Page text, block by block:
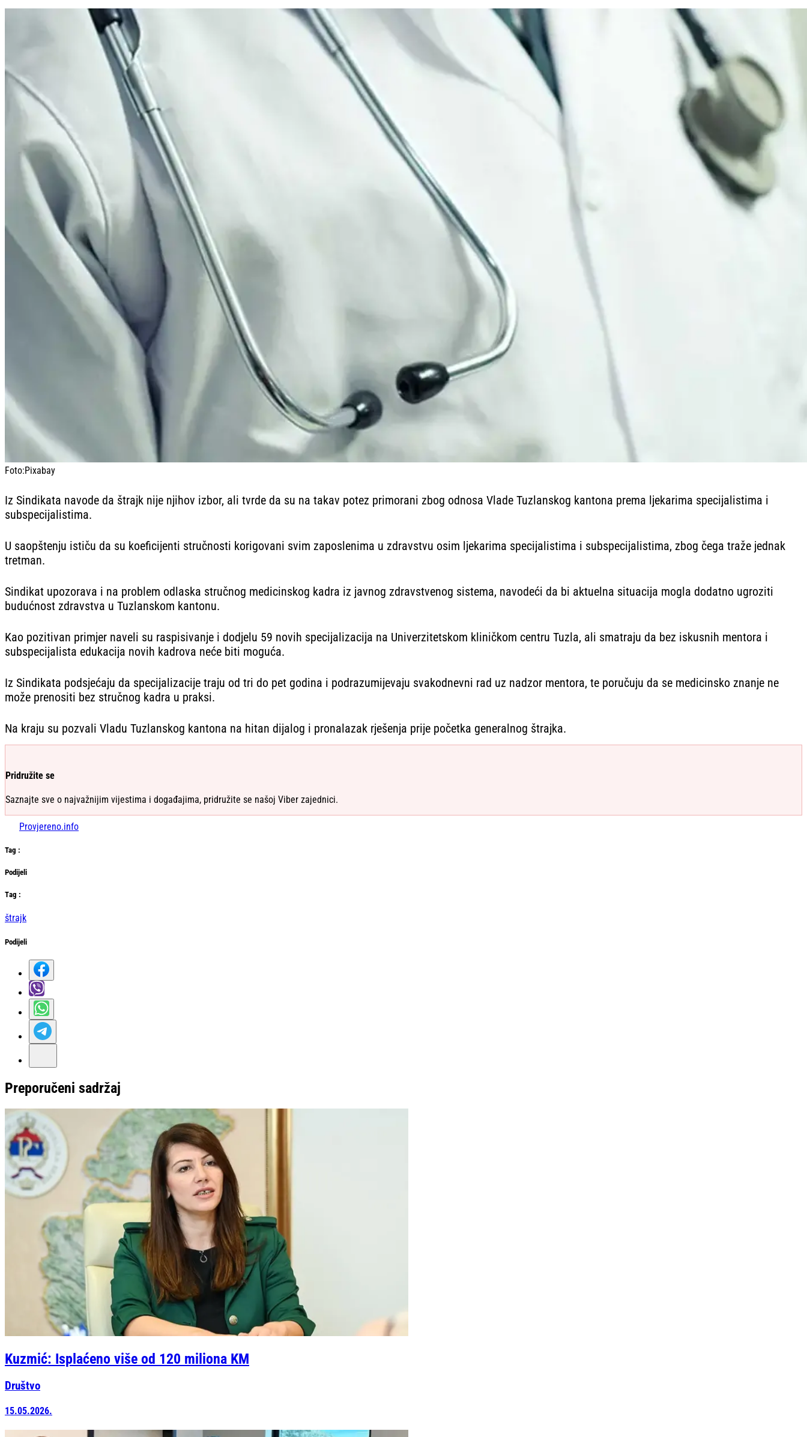
Foto:Pixabay
Iz Sindikata navode da štrajk nije njihov izbor, ali tvrde da su na takav potez primorani zbog odnosa Vlade Tuzlanskog kantona prema ljekarima specijalistima i
subspecijalistima.
U saopštenju ističu da su koeficijenti stručnosti korigovani svim zaposlenima u zdravstvu osim ljekarima specijalistima i subspecijalistima, zbog čega traže jednak
tretman.
Sindikat upozorava i na problem odlaska stručnog medicinskog kadra iz javnog zdravstvenog sistema, navodeći da bi aktuelna situacija mogla dodatno ugroziti
budućnost zdravstva u Tuzlanskom kantonu.
Kao pozitivan primjer naveli su raspisivanje i dod‌jelu 59 novih specijalizacija na Univerzitetskom kliničkom centru Tuzla, ali smatraju da bez iskusnih mentora i
subspecijalista edukacija novih kadrova neće biti moguća.
Iz Sindikata podsjećaju da specijalizacije traju od tri do pet godina i podrazumijevaju svakodnevni rad uz nadzor mentora, te poručuju da se medicinsko znanje ne
može prenositi bez stručnog kadra u praksi.
Na kraju su pozvali Vladu Tuzlanskog kantona na hitan dijalog i pronalazak rješenja prije početka generalnog štrajka.
Pridružite se
Saznajte sve o najvažnijim vijestima i događajima, pridružite se našoj Viber zajednici.
Provjereno.info
Tag :
Podijeli
Тag :
štrajk
Podijeli
Preporučeni sadržaj
Kuzmić: Isplaćeno više od 120 miliona KM
Društvo
15.05.2026.